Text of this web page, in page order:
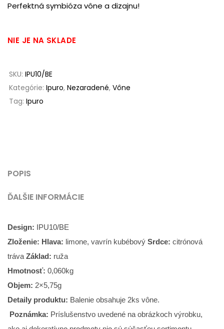
Perfektná symbióza vône a dizajnu!
NIE JE NA SKLADE
SKU: IPU10/BE
Kategórie: Ipuro, Nezaradené, Vône
Tag: Ipuro
POPIS
ĎALŠIE INFORMÁCIE
Design: IPU10/BE
Zloženie: Hlava: limone, vavrín kubébový Srdce: citrónová
tráva Základ: ruža
Hmotnosť: 0,060kg
Objem: 2×5,75g
Detaily produktu: Balenie obsahuje 2ks vône.
Poznámka: Príslušenstvo uvedené na obrázkoch výrobku,